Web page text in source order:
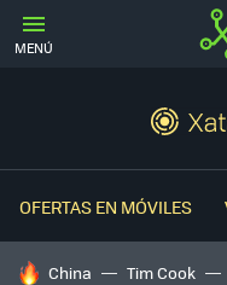
MENÚ
OFERTAS EN MÓVILES
HOY SE HABLA DE
China Tim Cook